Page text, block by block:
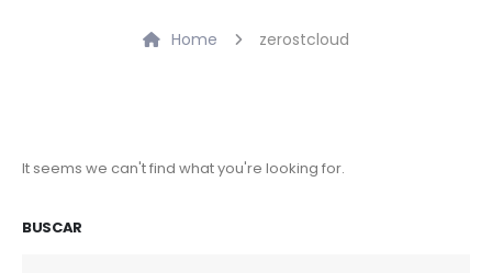
Home zerostcloud
It seems we can't find what you're looking for.
BUSCAR